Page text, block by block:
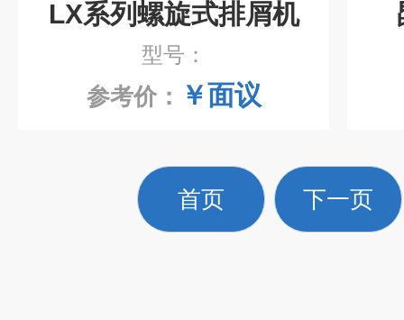
LX系列螺旋式排屑机
型号：
参考价： ￥面议
首页 下一页